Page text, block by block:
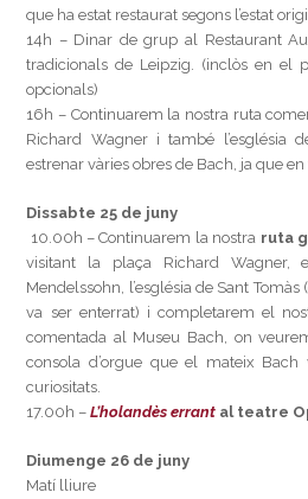
que ha estat restaurat segons l’estat
14h – Dinar de grup al Restaurant
tradicionals de Leipzig. (inclòs en el
opcionals)
16h – Continuarem la nostra ruta
Richard Wagner i també l’església
estrenar vàries obres de Bach, ja que
Dissabte 25 de juny
10.00h – Continuarem la nostra ruta
visitant la plaça Richard Wagner,
Mendelssohn, l’església de Sant
va ser enterrat) i completarem el
comentada al Museu Bach, on
consola d’orgue que el mateix Bach
curiositats.
17.00h – L’holandès errant al teatre
Diumenge 26 de juny
Matí lliure